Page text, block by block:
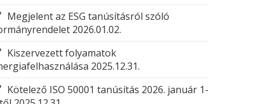
Megjelent az ESG tanúsításról szóló
2026.01.02.
Kiszervezett folyamatok
2025.12.31.
Kötelező ISO 50001 tanúsítás 2026. január 1-